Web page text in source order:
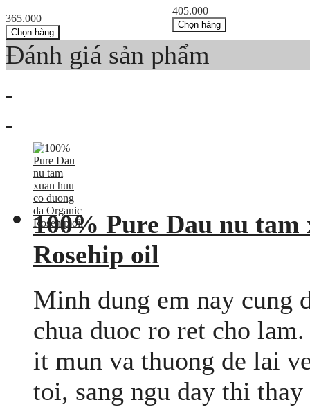
365.000
Chọn hàng
405.000
Chọn hàng
Đánh giá sản phẩm
100% Pure Dau nu
Rosehip oil
Minh dung em nay cung
chua duoc ro ret cho
it mun va thuong de lai
toi, sang ngu day thi thay